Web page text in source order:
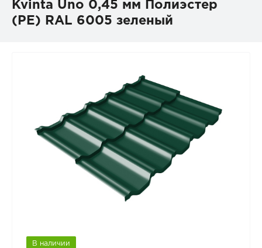
Kvinta Uno 0,45 мм Полиэстер
(PE) RAL 6005 зеленый
В наличии